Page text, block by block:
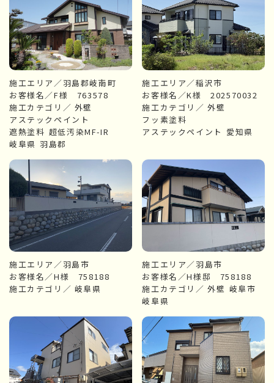
施工エリア／羽島郡岐南町
お客様名／F様 763578
施工カテゴリ／ 外壁
アステックペイント
遮熱塗料 超低汚染MF-IR
岐阜県 羽島郡
施工エリア／稲沢市
お客様名／K様 202570032
施工カテゴリ／外壁
フッ素塗料
アステックペイント 愛知県
施工エリア／羽島市
お客様名／H様 758188
施工カテゴリ／ 岐阜県
施工エリア／羽島市
お客様名／H様邸 758188
施工カテゴリ／外壁 岐阜市
岐阜県